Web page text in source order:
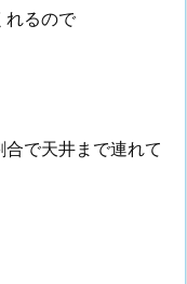
れるので
で天井まで連れて